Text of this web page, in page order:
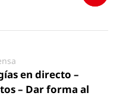
en directo –
– Dar forma al